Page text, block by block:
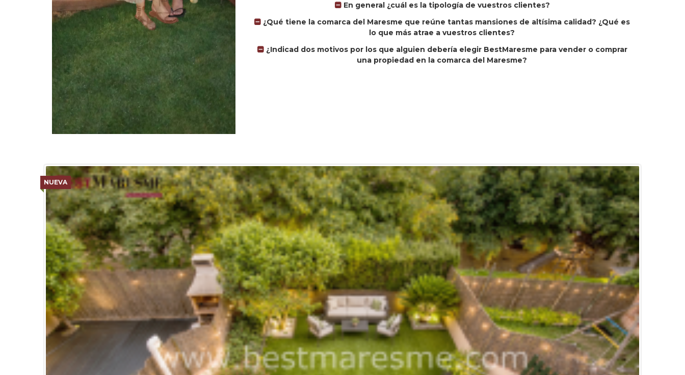
En general ¿cuál es la tipología de vuestros clientes?
¿Qué tiene la comarca del Maresme que reúne tantas mansiones de altísima calidad? ¿Qué es
lo que más atrae a vuestros clientes?
¿Indicad dos motivos por los que alguien debería elegir BestMaresme para vender o comprar
una propiedad en la comarca del Maresme?
NUEVA